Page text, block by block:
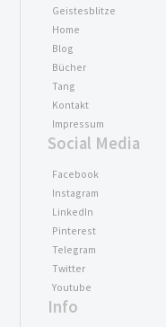
Geistesblitze
Home
Blog
Bücher
Tang
Kontakt
Impressum
Social Media
Facebook
Instagram
LinkedIn
Pinterest
Telegram
Twitter
Youtube
Info